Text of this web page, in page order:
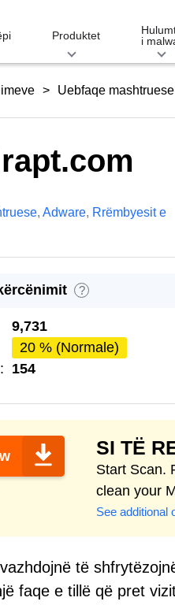
Produktet
i
Uebfaqe mashtruese
, Adware, Rrëmbyesit e
?
9,731
20 % (Normale)
154
SI TË
Start Scan.
clean your
See additional
të
faqe e tillë që pret